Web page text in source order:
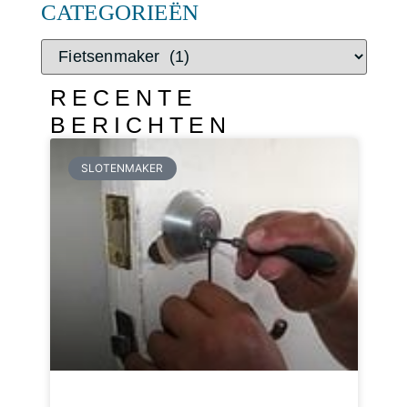
CATEGORIEËN
RECENTE
BERICHTEN
SLOTENMAKER